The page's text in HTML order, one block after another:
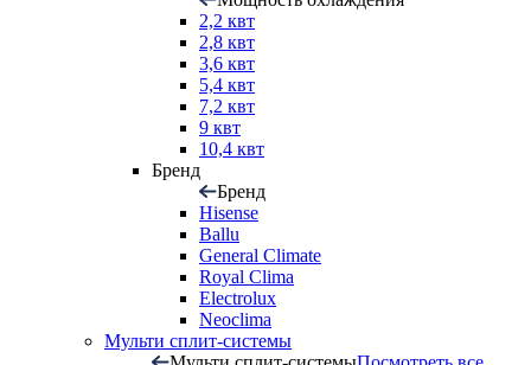
2,2 квт
2,8 квт
3,6 квт
5,4 квт
7,2 квт
9 квт
10,4 квт
Бренд
Бренд
Hisense
Ballu
General Climate
Royal Clima
Electrolux
Neoclima
Мульти сплит-системы